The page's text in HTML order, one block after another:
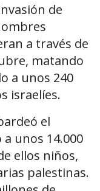
de
a través de
matando
a unos 240
israelíes.
el
unos 14.000
ellos niños,
palestinas.